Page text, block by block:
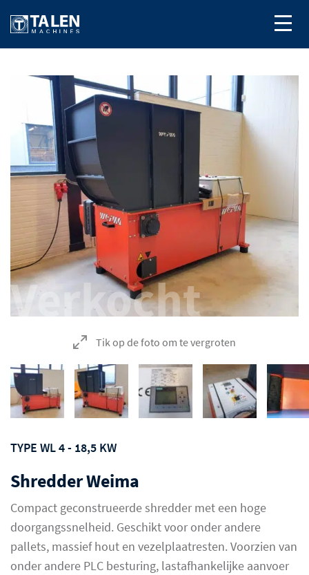
Verkocht
Tik op de foto om te vergroten
TYPE WL 4 - 18,5 KW
Shredder Weima
Compact geconstrueerde shredder met een hoge
doorgangssnelheid. Geschikt voor onder andere
pallets, massief hout en vezelplaatresten. Voorzien van
onder andere PLC besturing, lastafhankelijke aanvoer